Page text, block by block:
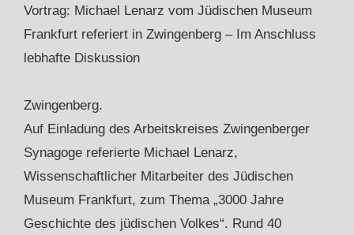
Vortrag: Michael Lenarz vom Jüdischen Museum
Frankfurt referiert in Zwingenberg – Im Anschluss
lebhafte Diskussion
Zwingenberg.
Auf Einladung des Arbeitskreises Zwingenberger
Synagoge referierte Michael Lenarz,
Wissenschaftlicher Mitarbeiter des Jüdischen
Museum Frankfurt, zum Thema „3000 Jahre
Geschichte des jüdischen Volkes“. Rund 40